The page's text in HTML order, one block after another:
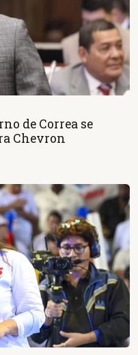
de Correa se
Chevron